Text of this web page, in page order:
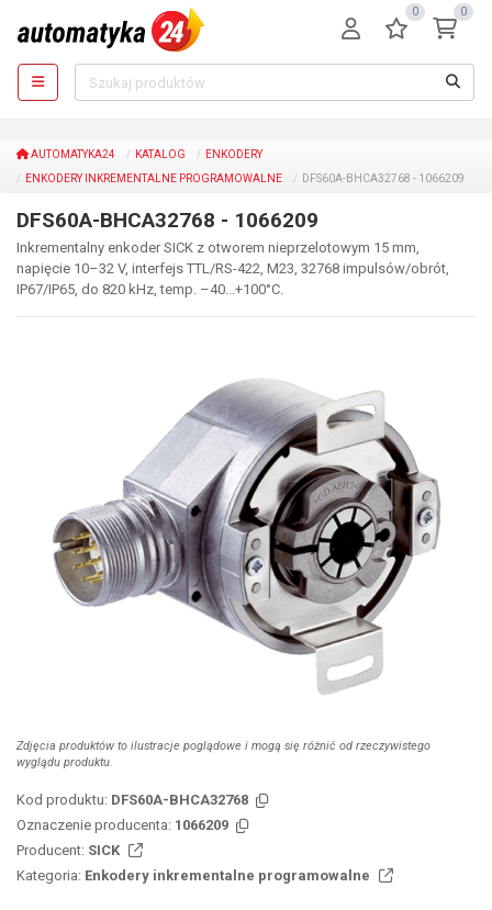
0 0
AUTOMATYKA24 KATALOG
ENKODERY
ENKODERY INKREMENTALNE PROGRAMOWALNE
DFS60A-BHCA32768 - 1066209
DFS60A-BHCA32768 - 1066209
Inkrementalny enkoder SICK z otworem nieprzelotowym 15 mm,
napięcie 10–32 V, interfejs TTL/RS-422, M23, 32768 impulsów/obrót,
IP67/IP65, do 820 kHz, temp. –40...+100°C.
Zdjęcia produktów to ilustracje poglądowe i mogą się różnić od rzeczywistego
wyglądu produktu.
Kod produktu: DFS60A-BHCA32768
Oznaczenie producenta: 1066209
Producent: SICK
Kategoria: Enkodery inkrementalne programowalne